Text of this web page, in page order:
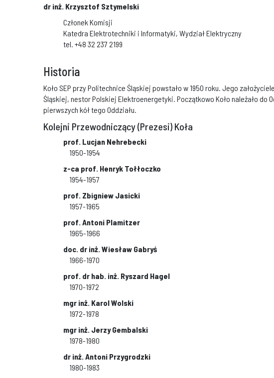
dr inż. Krzysztof Sztymelski
Członek Komisji
Katedra Elektrotechniki i Informatyki, Wydział Elektryczny
tel. +48 32 237 2199
Historia
Koło SEP przy Politechnice Śląskiej powstało w 1950 roku. Jego
Śląskiej, nestor Polskiej Elektroenergetyki. Początkowo Koło należało do
pierwszych kół tego Oddziału.
Kolejni Przewodniczący (Prezesi) Koła
prof. Lucjan Nehrebecki
1950-1954
z-ca prof. Henryk Tołłoczko
1954-1957
prof. Zbigniew Jasicki
1957-1965
prof. Antoni Plamitzer
1965-1966
doc. dr inż. Wiesław Gabryś
1966-1970
prof. dr hab. inż. Ryszard Hagel
1970-1972
mgr inż. Karol Wolski
1972-1978
mgr inż. Jerzy Gembalski
1978-1980
dr inż. Antoni Przygrodzki
1980-1983